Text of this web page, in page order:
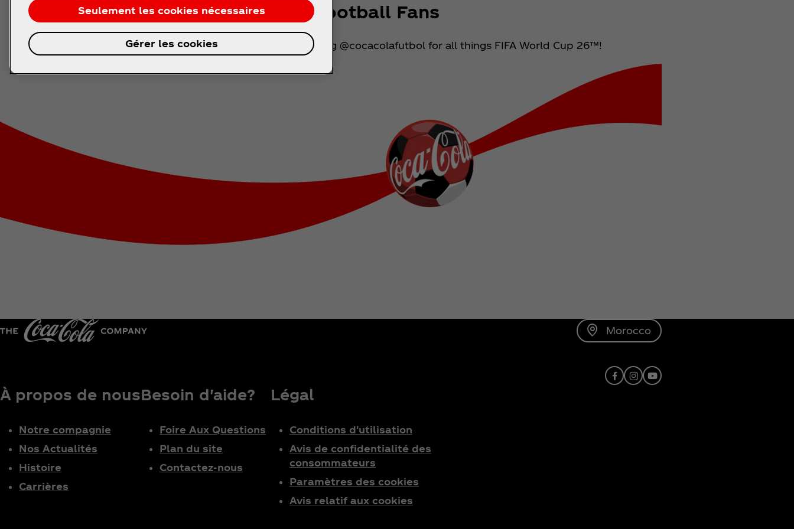
Made For Football Fans
The action is non-stop. Refresh your feed by following @cocacolafutbol for all things FIFA World Cup 26™!
Morocco
À propos de nous
Notre compagnie
Nos Actualités
Histoire
Carrières
Besoin d'aide?
Foire Aux Questions
Plan du site
Contactez-nous
Légal
Conditions d'utilisation
Avis de confidentialité des
consommateurs
Paramètres des cookies
Avis relatif aux cookies
Facebook
Instagram
Seulement les cookies nécessaires
Gérer les cookies